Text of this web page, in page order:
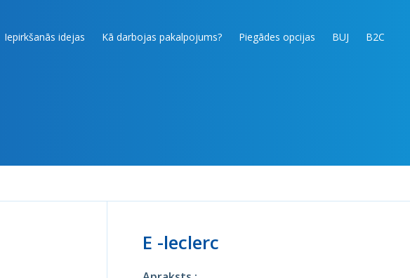
Iepirkšanās idejas Kā darbojas pakalpojums? Piegādes opcijas BUJ B2C
E -leclerc